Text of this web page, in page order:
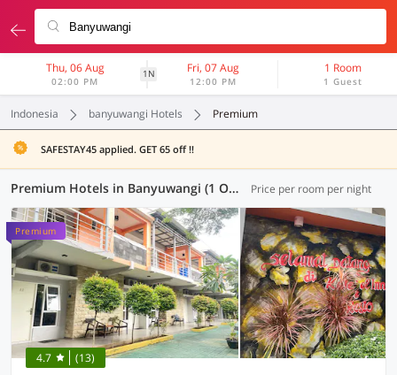
Thu, 06 Aug
02:00 PM
1N Fri, 07 Aug
12:00 PM
1 Room
1 Guest
Indonesia banyuwangi Hotels Premium
SAFESTAY45 applied. GET 65 off !!
Premium Hotels in Banyuwangi (1 OYO) Price per room per night
Premium
4.7 (13)